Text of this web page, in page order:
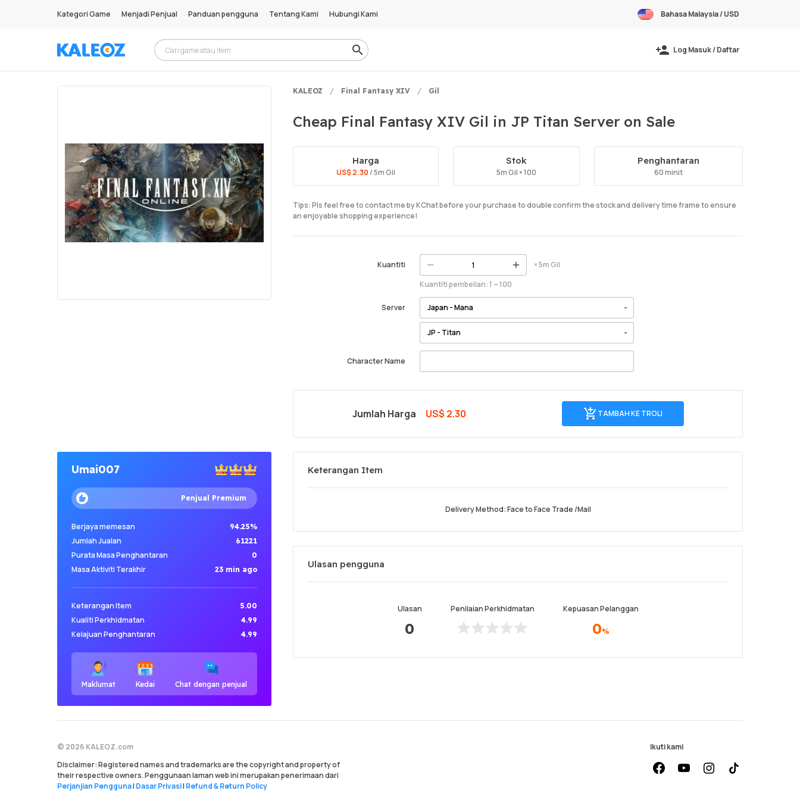
Kategori Game Menjadi Penjual Panduan pengguna Tentang Kami Hubungi Kami Bahasa Malaysia / USD
Log Masuk / Daftar
KALEOZ Final Fantasy XIV Gil
Cheap Final Fantasy XIV Gil in JP Titan Server on Sale
Harga
US$ 2.30 / 5m Gil
Stok
5m Gil × 100
Penghantaran
60 minit
Tips: Pls feel free to contact me by KChat before your purchase to double confirm the stock and delivery time frame to ensure
an enjoyable shopping experience!
Kuantiti
× 5m Gil
Kuantiti pembelian: 1 ~ 100
Server
Character Name
Jumlah Harga US$ 2.30 TAMBAH KE TROLI
Tambah
troli
Umai007
Penjual Premium
Berjaya memesan 94.25%
Jumlah Jualan 61221
Purata Masa Penghantaran 0
Masa Aktiviti Terakhir 23 min ago
Keterangan Item 5.00
Kualiti Perkhidmatan 4.99
Kelajuan Penghantaran 4.99
Maklumat Kedai Chat dengan penjual
Keterangan Item
Delivery Method: Face to Face Trade /Mail
Ulasan pengguna
Ulasan
0
Penilaian Perkhidmatan Kepuasan Pelanggan
0%
© 2026 KALEOZ.com
Disclaimer: Registered names and trademarks are the copyright and property of
their respective owners. Penggunaan laman web ini merupakan penerimaan dari
Perjanjian Pengguna| Dasar Privasi| Refund & Return Policy
Ikuti kami